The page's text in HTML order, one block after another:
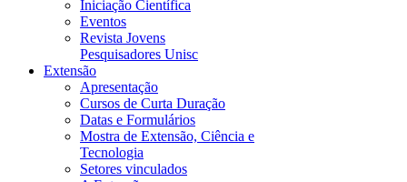
Iniciação Científica
Eventos
Revista Jovens
Pesquisadores Unisc
Extensão
Apresentação
Cursos de Curta Duração
Datas e Formulários
Mostra de Extensão, Ciência e
Tecnologia
Setores vinculados